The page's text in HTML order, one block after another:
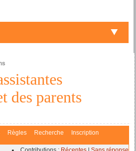
des parents
Règles Recherche
Inscription